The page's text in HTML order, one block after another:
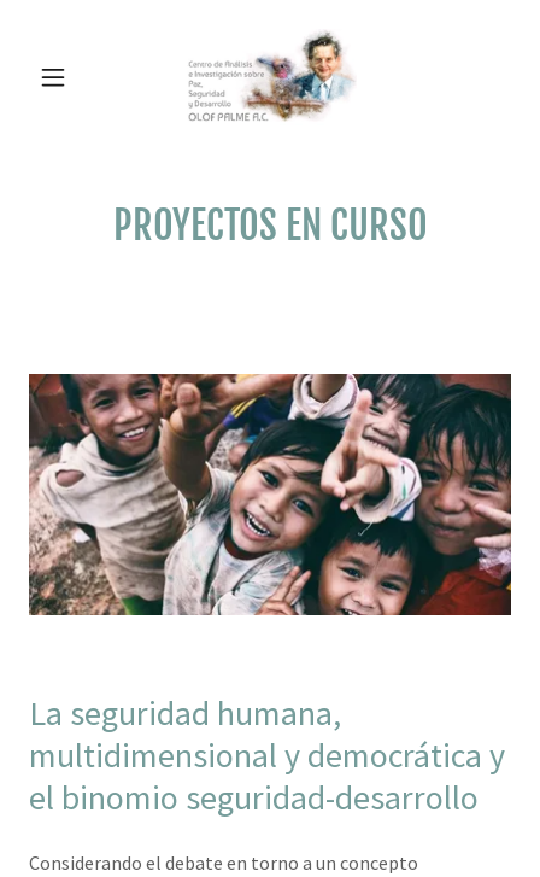
PROYECTOS EN CURSO
La seguridad humana,
multidimensional y democrática y
el binomio seguridad-desarrollo
Considerando el debate en torno a un concepto